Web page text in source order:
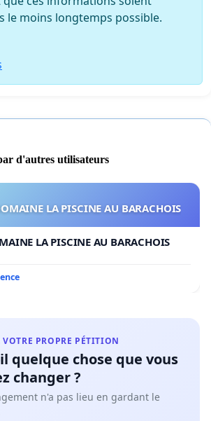
le moins longtemps possible.
d'autres utilisateurs
LA PISCINE AU BARACHOIS
LA PISCINE AU BARACHOIS
VOTRE PROPRE PÉTITION
quelque chose que vous
changer ?
n'a pas lieu en gardant le